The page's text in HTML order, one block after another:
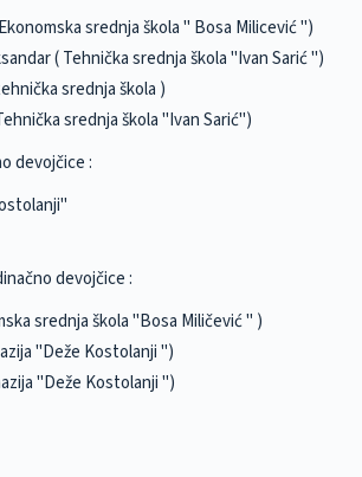
srednja škola " Bosa Milicević ")
( Tehnička srednja škola "Ivan Sarić ")
srednja škola )
srednja škola "Ivan Sarić")
devojčice :
devojčice :
srednja škola "Bosa Miličević " )
"Deže Kostolanji ")
"Deže Kostolanji ")